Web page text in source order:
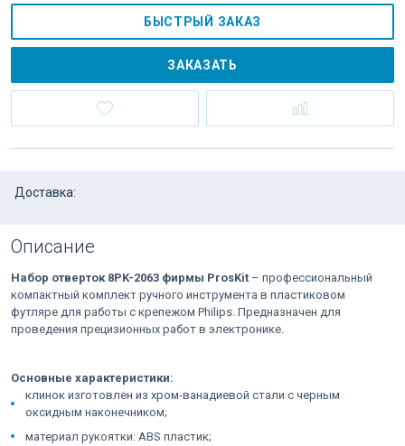
БЫСТРЫЙ ЗАКАЗ
ЗАКАЗАТЬ
Доставка:
Описание
Набор отверток 8PK-2063 фирмы ProsKit – профессиональный
компактный комплект ручного инструмента в пластиковом
футляре для работы с крепежом Philips. Предназначен для
проведения прецизионных работ в электронике.
Основные характеристики:
клинок изготовлен из хром-ванадиевой стали с черным
оксидным наконечником;
материал рукоятки: ABS пластик;